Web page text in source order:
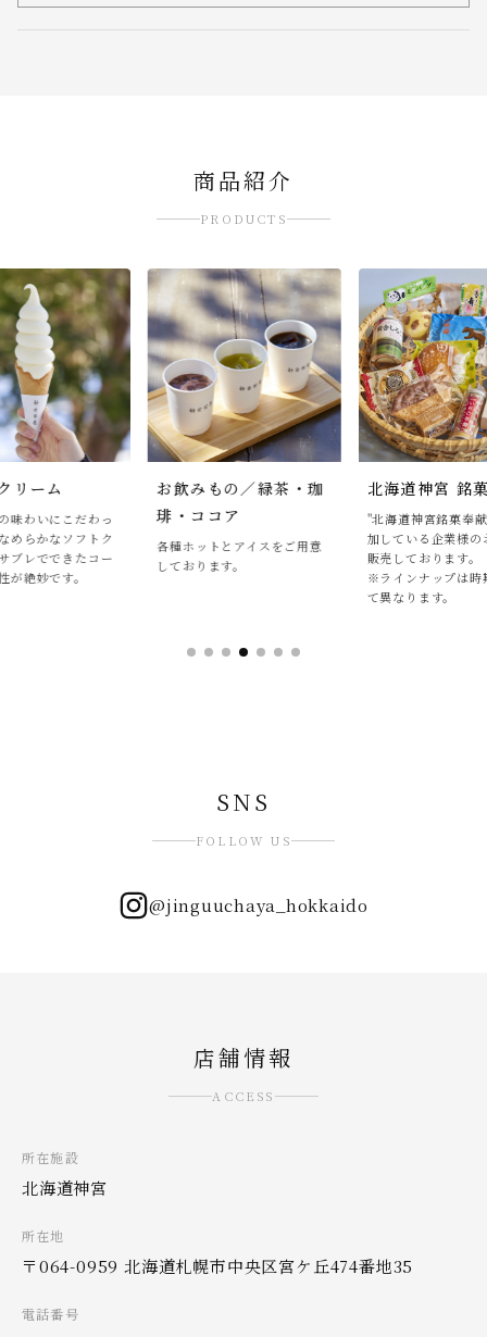
商品紹介
PRODUCTS
リーム
味わいにこだわっ
めらかなソフトク
ブレでできたコー
が絶妙です。
お飲みもの／緑茶・珈
琲・ココア
各種ホットとアイスをご用意
しております。
北海道神宮 銘
"北海道神宮銘菓奉
加している企業様の
販売しております。
※ラインナップは時
て異なります。
SNS
FOLLOW US
@jinguuchaya_hokkaido
店舗情報
ACCESS
所在施設
北海道神宮
所在地
〒064-0959 北海道札幌市中央区宮ケ丘474番地35
電話番号